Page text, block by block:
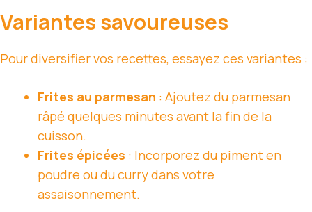
Variantes savoureuses
Pour diversifier vos recettes, essayez ces variantes :
Frites au parmesan : Ajoutez du parmesan
râpé quelques minutes avant la fin de la
cuisson.
Frites épicées : Incorporez du piment en
poudre ou du curry dans votre
assaisonnement.